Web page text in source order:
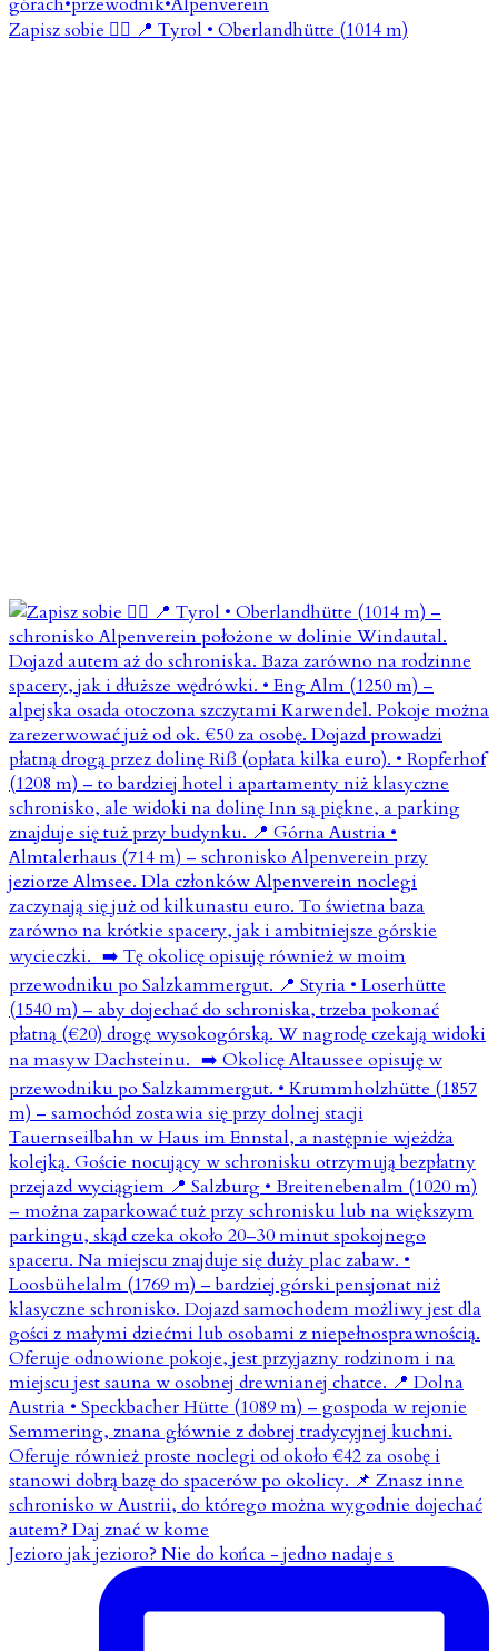
Zapisz sobie 👇🏼 📍 Tyrol • Oberlandhütte (1014 m)
Jezioro jak jezioro? Nie do końca - jedno nadaje s